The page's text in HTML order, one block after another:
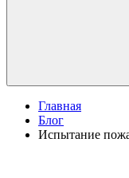
Главная
Блог
Испытание